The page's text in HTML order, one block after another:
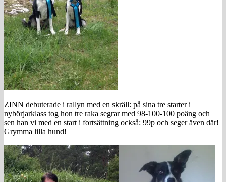
ZINN debuterade i rallyn med en skräll: på sina tre starter i
nybörjarklass tog hon tre raka segrar med 98-100-100 poäng och
sen han vi med en start i fortsättning också: 99p och seger även där!
Grymma lilla hund!